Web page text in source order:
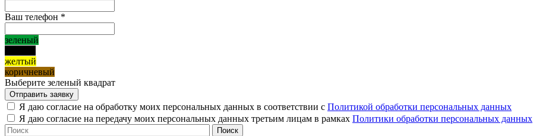
Ваш телефон *
зеленый
желтый
коричневый
Выберите зеленый квадрат
Я даю согласие на обработку моих персональных данных в соответствии с Политикой обработки персональных данных
Я даю согласие на передачу моих персональных данных третьим лицам в рамках Политики обработки персональных данных